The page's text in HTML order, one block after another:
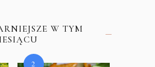
W TYM